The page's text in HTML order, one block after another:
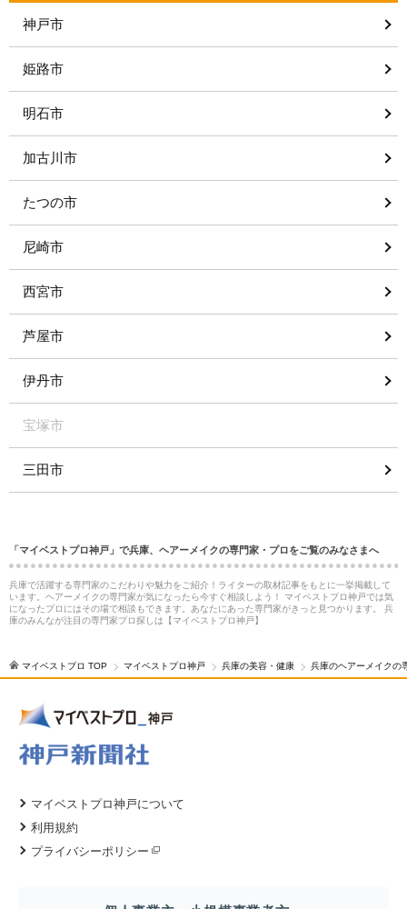
神戸市
姫路市
明石市
加古川市
たつの市
尼崎市
西宮市
芦屋市
伊丹市
宝塚市
三田市
「マイベストプロ神戸」で兵庫、ヘアーメイクの専門家・プロをご覧のみなさまへ
兵庫で活躍する専門家のこだわりや魅力をご紹介！ライターの取材記事をもとに一挙掲載して
います。ヘアーメイクの専門家が気になったら今すぐ相談しよう！ マイベストプロ神戸では気
になったプロにはその場で相談もできます。あなたにあった専門家がきっと見つかります。 兵
庫のみんなが注目の専門家プロ探しは【マイベストプロ神戸】
マイベストプロ TOP マイベストプロ神戸 兵庫の美容・健康 兵庫のヘアーメイクの
マイベストプロ神戸について
利用規約
プライバシーポリシー